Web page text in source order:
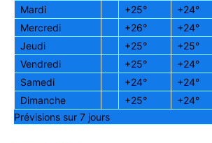
Mardi
+25° +24°
Mercredi
+26° +24°
Jeudi
+25° +25°
Vendredi
+25° +24°
Samedi
+24° +24°
Dimanche
+25° +24°
Prévisions sur 7 jours